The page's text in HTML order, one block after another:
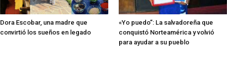
Dora Escobar, una madre que
convirtió los sueños en legado
«Yo puedo”: La salvadoreña que
conquistó Norteamérica y volvió
para ayudar a su pueblo